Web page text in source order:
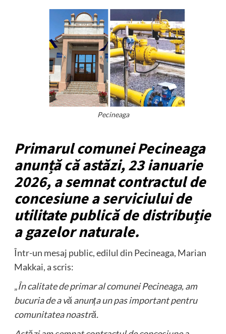
Pecineaga
Primarul comunei Pecineaga
anunță că astăzi, 23 ianuarie
2026, a semnat contractul de
concesiune a serviciului de
utilitate publică de distribuție
a gazelor naturale.
Într-un mesaj public, edilul din Pecineaga, Marian
Makkai, a scris:
„În calitate de primar al comunei Pecineaga, am
bucuria de a vă anunța un pas important pentru
comunitatea noastră.